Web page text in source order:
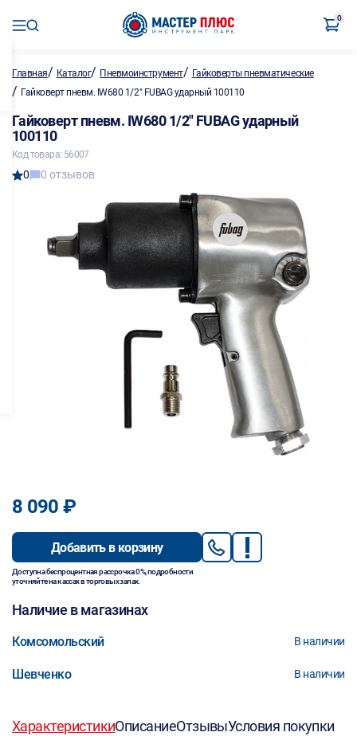
0
Главная/ Каталог/ Пневмоинструмент/ Гайковерты пневматические
/ Гайковерт пневм. IW680 1/2" FUBAG ударный 100110
Гайковерт пневм. IW680 1/2" FUBAG ударный
100110
Код товара: 56007
0 0 отзывов
8 090 ₽
Добавить в корзину
Доступна беспроцентная рассрочка 0%, подробности
уточняйте на кассах в торговых залах.
Наличие в магазинах
Комсомольский В наличии
Шевченко В наличии
ХарактеристикиОписаниеОтзывыУсловия покупки